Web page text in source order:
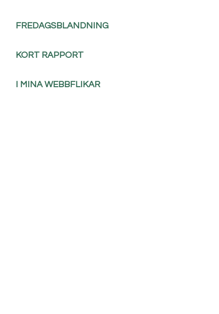
FREDAGSBLANDNING
KORT RAPPORT
I MINA WEBBFLIKAR